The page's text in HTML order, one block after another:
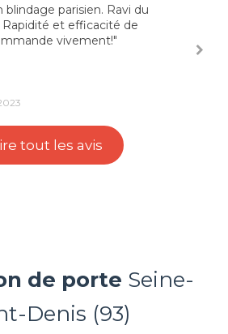
Ravi du
efficacité de
"Personne
tout les avis
de porte Seine-
Denis (93)